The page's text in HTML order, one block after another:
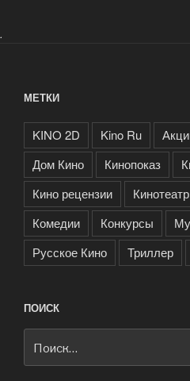
.
МЕТКИ
KINO 2D Kino Ru
Дом Кино
Кинопоказ
Кино рецензии
Кинотеатр
Комедии
Конкурсы
Русское Кино
Триллер
ПОИСК